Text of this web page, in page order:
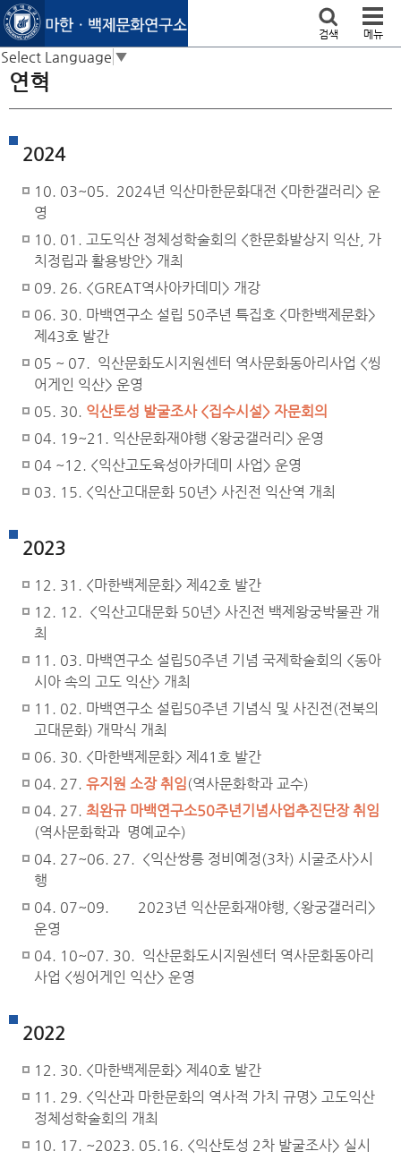
본문 바로가기
Select Language ▼
검색 메뉴
연혁
2024
10. 03~05. 2024년 익산마한문화대전 <마한갤러리> 운
영
10. 01. 고도익산 정체성학술회의 <한문화발상지 익산, 가
치정립과 활용방안> 개최
09. 26. <GREAT역사아카데미> 개강
06. 30. 마백연구소 설립 50주년 특집호 <마한백제문화>
제43호 발간
05 ~ 07. 익산문화도시지원센터 역사문화동아리사업 <씽
어게인 익산> 운영
05. 30. 익산토성 발굴조사 <집수시설> 자문회의
04. 19~21. 익산문화재야행 <왕궁갤러리> 운영
04 ~12. <익산고도육성아카데미 사업> 운영
03. 15. <익산고대문화 50년> 사진전 익산역 개최
2023
12. 31. <마한백제문화> 제42호 발간
12. 12. <익산고대문화 50년> 사진전 백제왕궁박물관 개
최
11. 03. 마백연구소 설립50주년 기념 국제학술회의 <동아
시아 속의 고도 익산> 개최
11. 02. 마백연구소 설립50주년 기념식 및 사진전(전북의
고대문화) 개막식 개최
06. 30. <마한백제문화> 제41호 발간
04. 27. 유지원 소장 취임(역사문화학과 교수)
04. 27. 최완규 마백연구소50주년기념사업추진단장 취임
(역사문화학과 명예교수)
04. 27~06. 27. <익산쌍릉 정비예정(3차) 시굴조사>시
행
04. 07~09. 2023년 익산문화재야행, <왕궁갤러리>
운영
04. 10~07. 30. 익산문화도시지원센터 역사문화동아리
사업 <씽어게인 익산> 운영
2022
12. 30. <마한백제문화> 제40호 발간
11. 29. <익산과 마한문화의 역사적 가치 규명> 고도익산
정체성학술회의 개최
10. 17. ~2023. 05.16. <익산토성 2차 발굴조사> 실시